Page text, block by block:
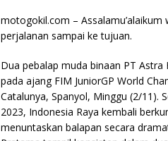
motogokil.com –
perjalanan sampai ke tujuan.
Dua pebalap muda binaan PT
pada ajang FIM JuniorGP World
Catalunya, Spanyol, Minggu (2/11).
2023, Indonesia Raya kembali
menuntaskan balapan secara